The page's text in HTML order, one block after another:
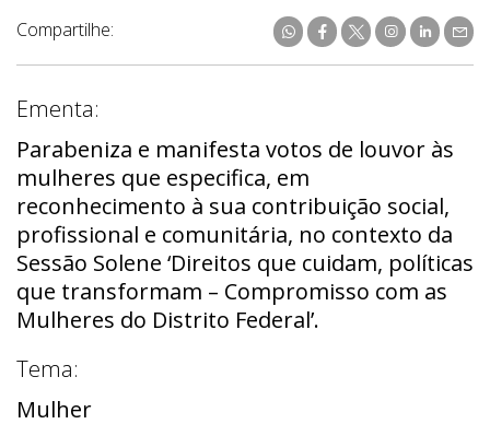
Compartilhe:
Ementa:
Parabeniza e manifesta votos de louvor às
mulheres que especifica, em
reconhecimento à sua contribuição social,
profissional e comunitária, no contexto da
Sessão Solene ‘Direitos que cuidam, políticas
que transformam – Compromisso com as
Mulheres do Distrito Federal’.
Tema:
Mulher